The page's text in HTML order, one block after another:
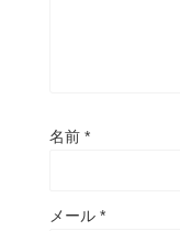
名前 *
メール *